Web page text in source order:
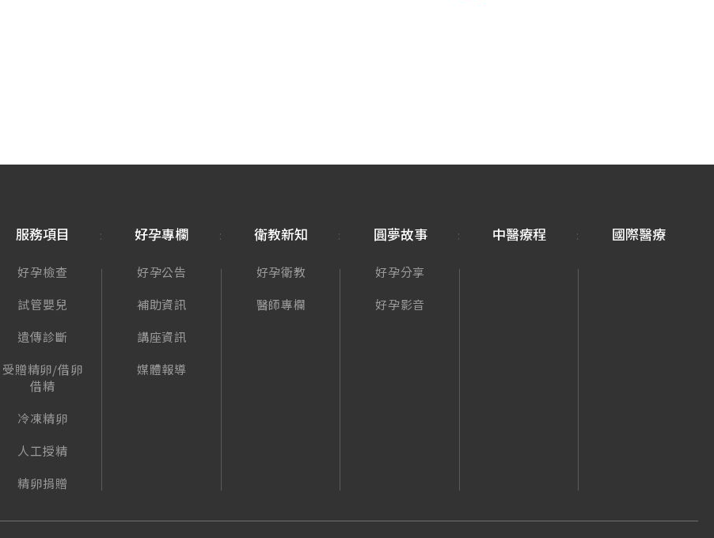
服務項目
好孕檢查
試管嬰兒
遺傳診斷
受贈精卵/借卵
借精
冷凍精卵
人工授精
精卵捐贈
好孕專欄
好孕公告
補助資訊
講座資訊
媒體報導
衛教新知
好孕衛教
醫師專欄
圓夢故事
好孕分享
好孕影音
中醫療程 國際醫療